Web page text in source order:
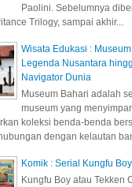
Paolini. Sebelumnya
Trilogy, sampai akhir...
Wisata Edukasi :
Legenda Nusantara
Navigator Dunia
Museum Bahari adalah
museum yang
koleksi benda-benda
dengan kelautan
Komik : Serial Kungfu Boy
Kungfu Boy atau Tekken